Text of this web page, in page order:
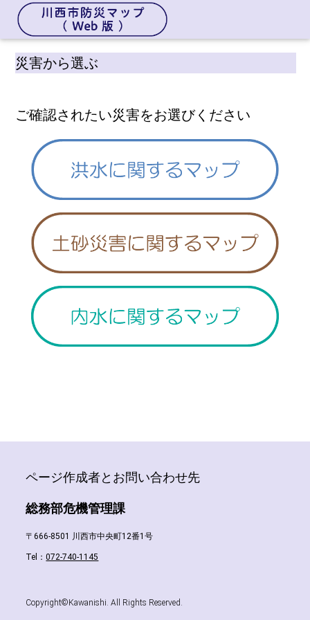
災害から選ぶ
ご確認されたい災害をお選びください
ページ作成者とお問い合わせ先
総務部危機管理課
〒666-8501 川西市中央町12番1号
Tel：072-740-1145
Copyright©Kawanishi. All Rights Reserved.